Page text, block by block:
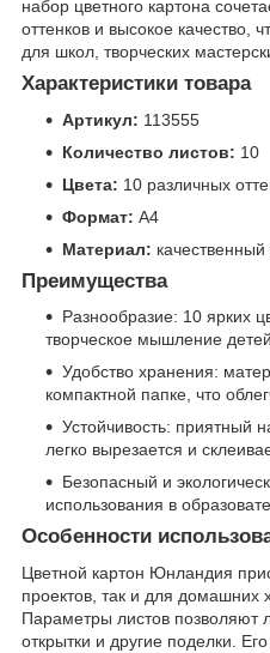
набор цветного картона
оттенков и высокое качество,
для школ, творческих
Характеристики товара
Артикул: 113555
Количество листов: 10
Цвета: 10 различных
Формат: A4
Материал: качественный
Преимущества
Разнообразие: 10 ярких
творческое мышление
Удобство хранения:
компактной папке, что
Устойчивость: приятный
легко вырезается и
Безопасный и
использования в
Особенности
Цветной картон Юнландия
проектов, так и для домашних
Параметры листов позволяют
открытки и другие поделки.